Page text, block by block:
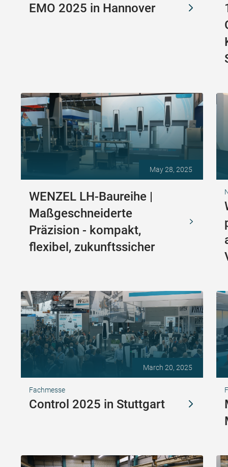
EMO 2025 in Hannover
May 28, 2025
WENZEL LH-Baureihe |
Maßgeschneiderte
Präzision - kompakt,
flexibel, zukunftssicher
March 20, 2025
Fachmesse
Control 2025 in Stuttgart